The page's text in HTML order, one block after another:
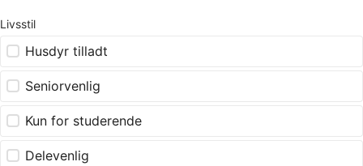
Livsstil
Husdyr tilladt
Seniorvenlig
Kun for studerende
Delevenlig